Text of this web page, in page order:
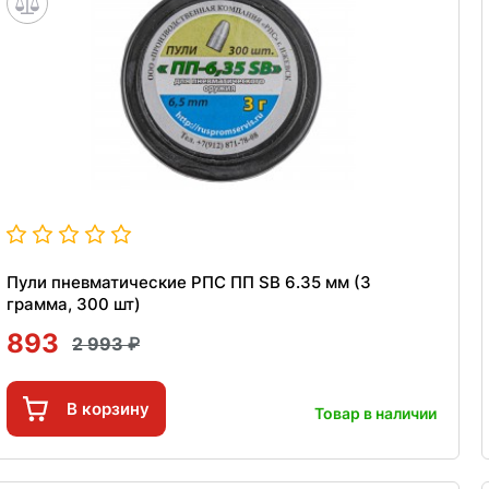
Пули пневматические РПС ПП SB 6.35 мм (3
грамма, 300 шт)
893 2 993
В корзину Товар в наличии